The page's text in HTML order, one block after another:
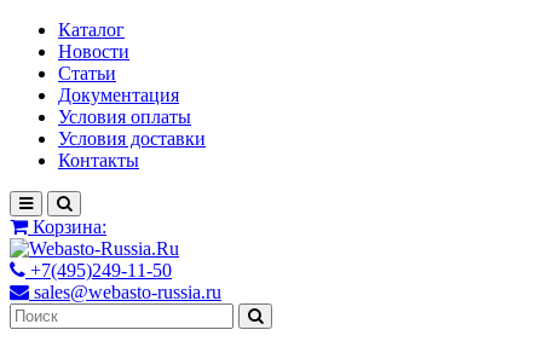
Каталог
Новости
Статьи
Документация
Условия оплаты
Условия доставки
Контакты
Корзина:
+7(495)249-11-50
sales@webasto-russia.ru